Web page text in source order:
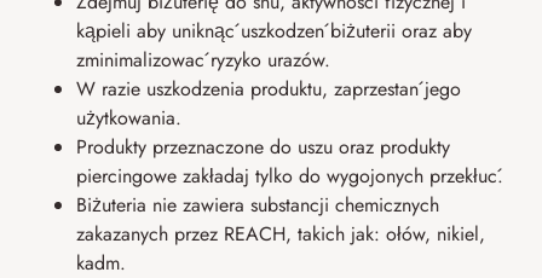
kąpieli aby uniknąć uszkodzeń biżuterii oraz aby
zminimalizować ryzyko urazów.
W razie uszkodzenia produktu, zaprzestań jego
użytkowania.
Produkty przeznaczone do uszu oraz produkty
piercingowe zakładaj tylko do wygojonych przekłuć.
Biżuteria nie zawiera substancji chemicznych
zakazanych przez REACH, takich jak: ołów, nikiel,
kadm.